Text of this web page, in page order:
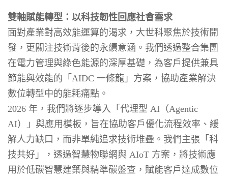
雙軸賦能轉型：以科技韌性回應社會需求
面對產業對高效能運算的渴求，大世科聚焦於技術開
發，更關注技術背後的永續意涵。我們透過整合集團
在電力管理與綠色能源的深厚基礎，為客戶提供兼具
節能與效能的「AIDC 一條龍」方案，協助產業解決
數位轉型中的能耗痛點。
2026 年，我們將逐步導入「代理型 AI（Agentic
AI）」與應用模板，旨在協助客戶優化流程效率、緩
解人力缺口，而非單純追求技術堆疊。我們主張「科
技共好」，透過智慧物聯網與 AIoT 方案，將技術應
用於低碳智慧建築與精準碳盤查，賦能客戶達成數位